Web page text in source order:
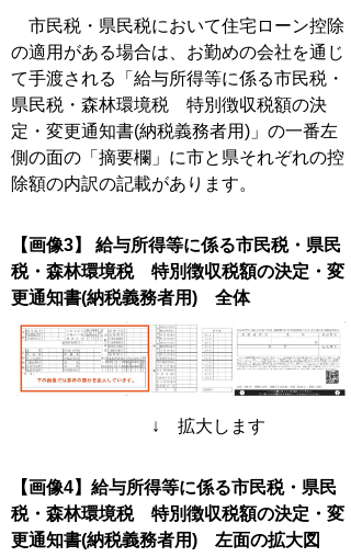
市民税・県民税において住宅ローン控除
の適用がある場合は、お勤めの会社を通じ
て手渡される「給与所得等に係る市民税・
県民税・森林環境税 特別徴収税額の決
定・変更通知書(納税義務者用)」の一番左
側の面の「摘要欄」に市と県それぞれの控
除額の内訳の記載があります。
【画像3】 給与所得等に係る市民税・県民
税・森林環境税 特別徴収税額の決定・変
更通知書(納税義務者用) 全体
↓ 拡大します
【画像4】給与所得等に係る市民税・県民
税・森林環境税 特別徴収税額の決定・変
更通知書(納税義務者用) 左面の拡大図